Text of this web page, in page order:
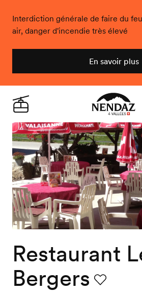
Interdiction générale de faire du
air, danger d'incendie très élevé
En savoir plus
Live
Restaurant
Bergers